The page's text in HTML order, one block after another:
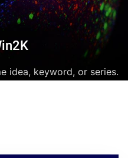
idea, keyword, or series.